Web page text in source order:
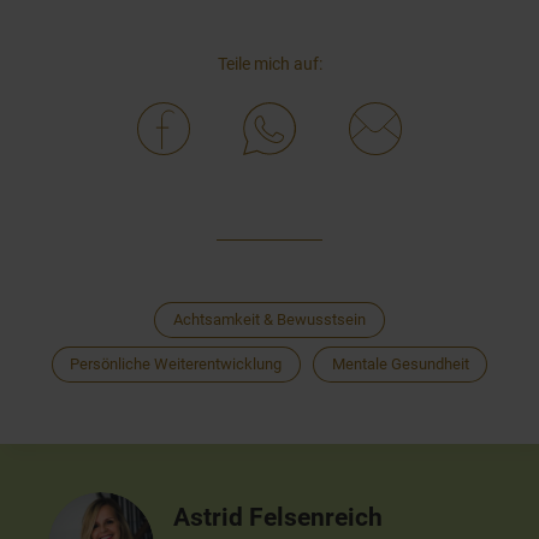
Teile mich auf:
Achtsamkeit & Bewusstsein
Persönliche Weiterentwicklung Mentale Gesundheit
Astrid Felsenreich